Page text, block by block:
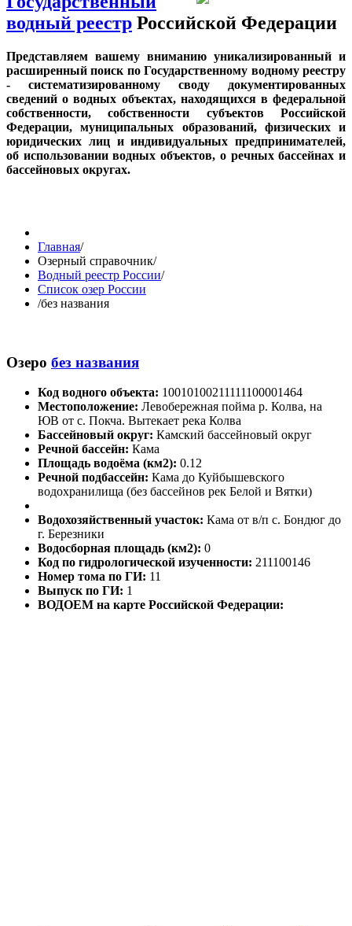
водный реестр Российской Федерации
Представляем вашему вниманию уникализированный и
расширенный поиск по Государственному водному реестру
- систематизированному своду документированных
сведений о водных объектах, находящихся в федеральной
собственности, собственности субъектов Российской
Федерации, муниципальных образований, физических и
юридических лиц и индивидуальных предпринимателей,
об использовании водных объектов, о речных бассейнах и
бассейновых округах.
Главная/
Озерный справочник/
Водный реестр России/
Список озер России
/без названия
Озеро без названия
Код водного объекта: 10010100211111100001464
Местоположение: Левобережная пойма р. Колва, на
ЮВ от с. Покча. Вытекает река Колва
Бассейновый округ: Камский бассейновый округ
Речной бассейн: Кама
Площадь водоёма (км2): 0.12
Речной подбассейн: Кама до Куйбышевского
водохранилища (без бассейнов рек Белой и Вятки)
Водохозяйственный участок: Кама от в/п с. Бондюг до
г. Березники
Водосборная площадь (км2): 0
Код по гидрологической изученности: 211100146
Номер тома по ГИ: 11
Выпуск по ГИ: 1
ВОДОЕМ на карте Российской Федерации: